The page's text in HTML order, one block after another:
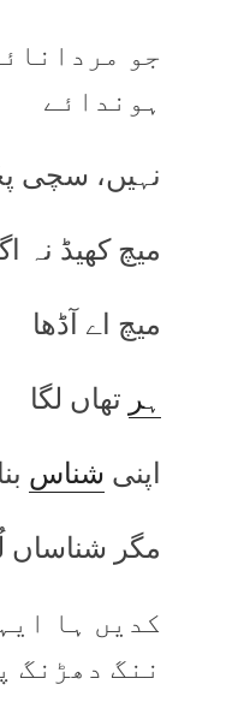
جو
ہوندائے
نہیں، سچی
میچ کھیڈ نہ
میچ اے آڈھا
ہر تھاں لگا
اپنی شناس
مگر شناساں
کدیں ہا
ننگ دھڑنگ